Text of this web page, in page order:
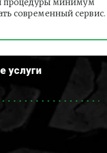
процедуры минимум
современный сервис.
услуги